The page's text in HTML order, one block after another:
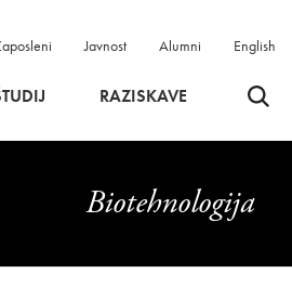
Javnost Alumni English
RAZISKAVE Odpri
Biotehnologija